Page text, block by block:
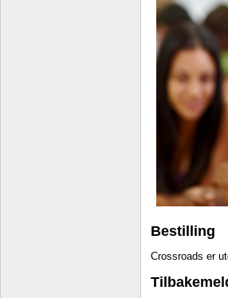
Bestilling
Crossroads er